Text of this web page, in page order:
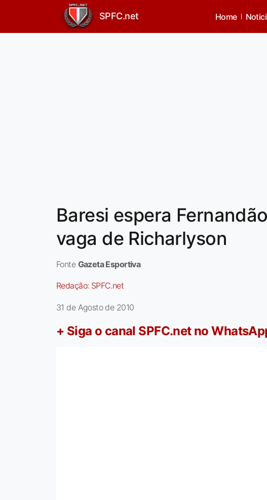
SPFC.net Home
Baresi espera
vaga de Richarlyson
Fonte Gazeta Esportiva
Redação: SPFC.net
31 de Agosto de 2010
+ Siga o canal SPFC.net no